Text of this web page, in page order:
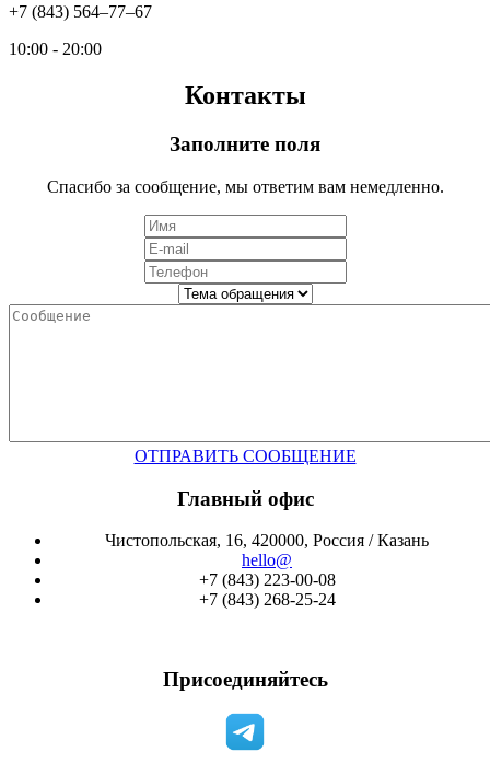
+7 (843) 564‒77‒67
10:00 - 20:00
Контакты
Заполните поля
Спасибо за сообщение, мы ответим вам немедленно.
ОТПРАВИТЬ СООБЩЕНИЕ
Главный офис
Чистопольская, 16, 420000, Россия / Казань
hello@
+7 (843) 223-00-08
+7 (843) 268-25-24
Присоединяйтесь